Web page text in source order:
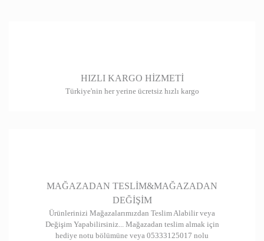
HIZLI KARGO HİZMETİ
Türkiye'nin her yerine ücretsiz hızlı kargo
MAĞAZADAN TESLİM&MAĞAZADAN
DEĞİŞİM
Ürünlerinizi Mağazalarımızdan Teslim Alabilir veya
Değişim Yapabilirsiniz... Mağazadan teslim almak için
hediye notu bölümüne veya 05333125017 nolu